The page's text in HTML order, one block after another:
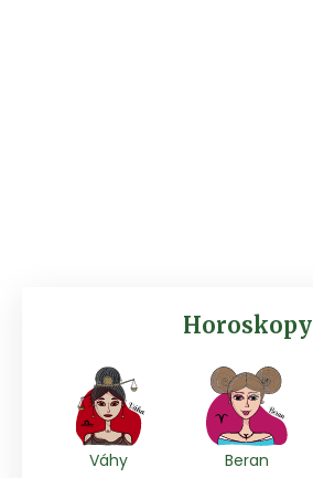
Horoskopy
Váhy Beran